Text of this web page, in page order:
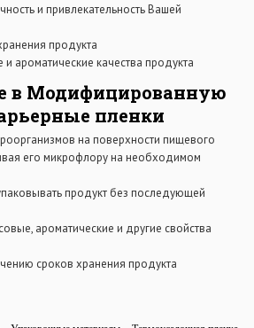
и привлекательность Вашей
продукта
ароматические качества продукта
в Модифицированную
пленки
на поверхности пищевого
его микрофлору на необходимом
продукт без последующей
ароматические и другие свойства
сроков хранения продукта